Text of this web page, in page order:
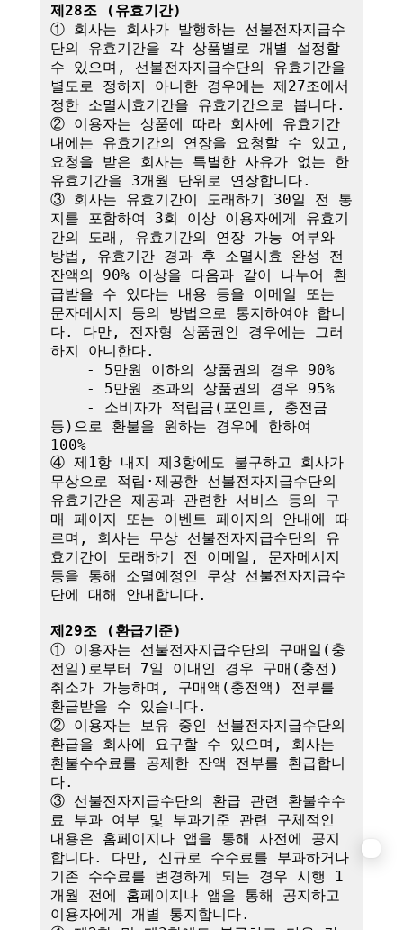
제28조 (유효기간)
① 회사는 회사가 발행하는 선불전자지급수
단의 유효기간을 각 상품별로 개별 설정할
수 있으며, 선불전자지급수단의 유효기간을
별도로 정하지 아니한 경우에는 제27조에서
정한 소멸시효기간을 유효기간으로 봅니다.
② 이용자는 상품에 따라 회사에 유효기간
내에는 유효기간의 연장을 요청할 수 있고,
요청을 받은 회사는 특별한 사유가 없는 한
유효기간을 3개월 단위로 연장합니다.
③ 회사는 유효기간이 도래하기 30일 전 통
지를 포함하여 3회 이상 이용자에게 유효기
간의 도래, 유효기간의 연장 가능 여부와
방법, 유효기간 경과 후 소멸시효 완성 전
잔액의 90% 이상을 다음과 같이 나누어 환
급받을 수 있다는 내용 등을 이메일 또는
문자메시지 등의 방법으로 통지하여야 합니
다. 다만, 전자형 상품권인 경우에는 그러
하지 아니한다.
등)으로 환불을 원하는 경우에 한하여
100%
④ 제1항 내지 제3항에도 불구하고 회사가
무상으로 적립·제공한 선불전자지급수단의
유효기간은 제공과 관련한 서비스 등의 구
매 페이지 또는 이벤트 페이지의 안내에 따
르며, 회사는 무상 선불전자지급수단의 유
효기간이 도래하기 전 이메일, 문자메시지
등을 통해 소멸예정인 무상 선불전자지급수
단에 대해 안내합니다.
제29조 (환급기준)
① 이용자는 선불전자지급수단의 구매일(충
전일)로부터 7일 이내인 경우 구매(충전)
취소가 가능하며, 구매액(충전액) 전부를
환급받을 수 있습니다.
② 이용자는 보유 중인 선불전자지급수단의
환급을 회사에 요구할 수 있으며, 회사는
환불수수료를 공제한 잔액 전부를 환급합니
다.
③ 선불전자지급수단의 환급 관련 환불수수
료 부과 여부 및 부과기준 관련 구체적인
내용은 홈페이지나 앱을 통해 사전에 공지
합니다. 다만, 신규로 수수료를 부과하거나
기존 수수료를 변경하게 되는 경우 시행 1
개월 전에 홈페이지나 앱을 통해 공지하고
이용자에게 개별 통지합니다.